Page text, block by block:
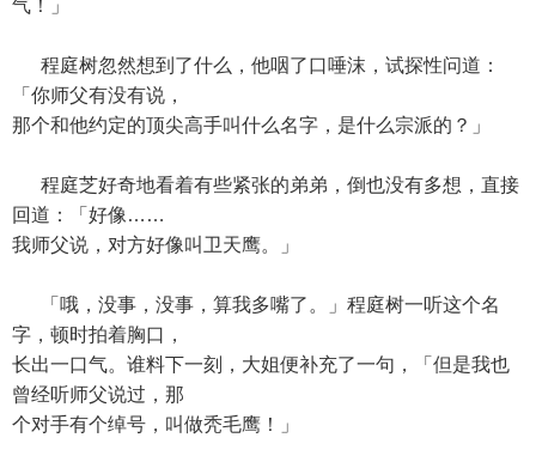
气！」
程庭树忽然想到了什么，他咽了口唾沫，试探性问道：
「你师父有没有说，
那个和他约定的顶尖高手叫什么名字，是什么宗派的？」
程庭芝好奇地看着有些紧张的弟弟，倒也没有多想，直接
回道：「好像……
我师父说，对方好像叫卫天鹰。」
「哦，没事，没事，算我多嘴了。」程庭树一听这个名
字，顿时拍着胸口，
长出一口气。谁料下一刻，大姐便补充了一句，「但是我也
曾经听师父说过，那
个对手有个绰号，叫做秃毛鹰！」